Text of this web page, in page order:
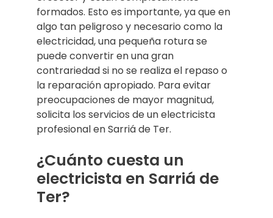
formados. Esto es importante, ya que en
algo tan peligroso y necesario como la
electricidad, una pequeña rotura se
puede convertir en una gran
contrariedad si no se realiza el repaso o
la reparación apropiado. Para evitar
preocupaciones de mayor magnitud,
solicita los servicios de un electricista
profesional en Sarriá de Ter.
¿Cuánto cuesta un
electricista en Sarriá de
Ter?